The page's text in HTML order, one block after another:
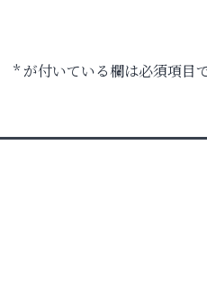
*が付いている欄は必須項目